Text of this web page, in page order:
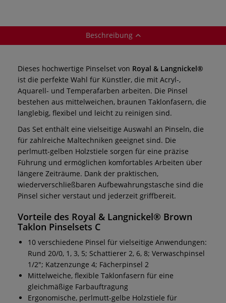
Beschreibung
Dieses hochwertige Pinselset von Royal & Langnickel®
ist die perfekte Wahl für Künstler, die mit Acryl-,
Aquarell- und Temperafarben arbeiten. Die Pinsel
bestehen aus mittelweichen, braunen Taklonfasern, die
langlebig, flexibel und leicht zu reinigen sind.
Das Set enthält eine vielseitige Auswahl an Pinseln, die
für zahlreiche Maltechniken geeignet sind. Die
perlmutt-gelben Holzstiele sorgen für eine präzise
Führung und ermöglichen komfortables Arbeiten über
längere Zeiträume. Dank der praktischen,
wiederverschließbaren Aufbewahrungstasche sind die
Pinsel sicher verstaut und jederzeit griffbereit.
Vorteile des Royal & Langnickel® Brown
Taklon Pinselsets C
10 verschiedene Pinsel für vielseitige Anwendungen:
Rund 20/0, 1, 3, 5; Schattierer 2, 6, 8; Verwaschpinsel
1/2"; Katzenzunge 4; Fächerpinsel 2
Mittelweiche, flexible Taklonfasern für eine
gleichmäßige Farbauftragung
Ergonomische, perlmutt-gelbe Holzstiele für